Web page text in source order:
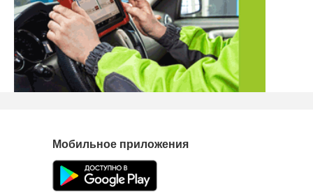
Мобильное приложения